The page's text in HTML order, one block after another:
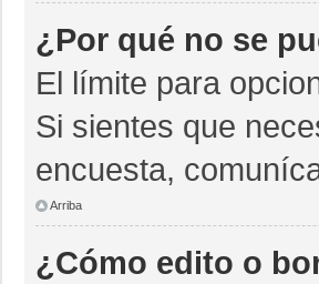
¿Por qué no se
El límite para
Si sientes que
encuesta,
Arriba
¿Cómo edito o